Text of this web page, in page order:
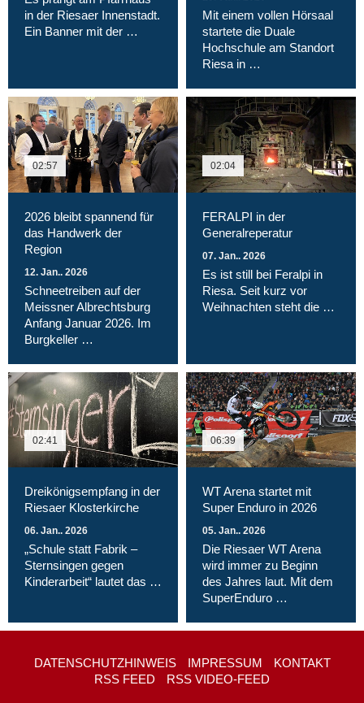
in der Riesaer Innenstadt.
Ein Banner mit der …
Mit einem vollen Hörsaal
startete die Duale
Hochschule am Standort
Riesa in …
02:57
2026 bleibt spannend für
das Handwerk der
Region
12. Jan.. 2026
Schneetreiben auf der
Meissner Albrechtsburg
Anfang Januar 2026. Im
Burgkeller …
02:04
FERALPI in der
Generalreperatur
07. Jan.. 2026
Es ist still bei Feralpi in
Riesa. Seit kurz vor
Weihnachten steht die …
02:41
Dreikönigsempfang in der
Riesaer Klosterkirche
06. Jan.. 2026
„Schule statt Fabrik –
Sternsingen gegen
Kinderarbeit“ lautet das …
06:39
WT Arena startet mit
Super Enduro in 2026
05. Jan.. 2026
Die Riesaer WT Arena
wird immer zu Beginn
des Jahres laut. Mit dem
SuperEnduro …
DATENSCHUTZHINWEIS IMPRESSUM
KONTAKT
RSS FEED
RSS VIDEO-FEED